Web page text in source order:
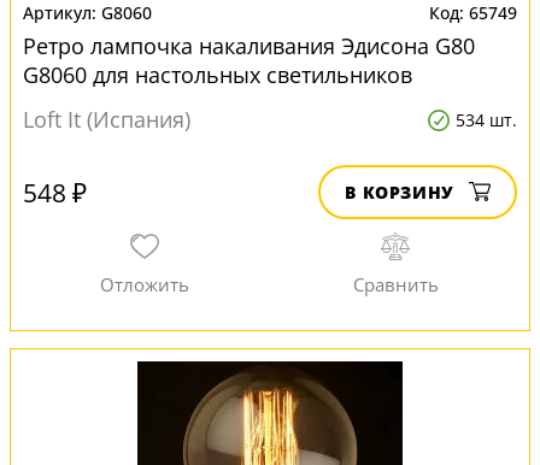
G8060 65749
Ретро лампочка накаливания Эдисона G80
G8060 для настольных светильников
Loft It (Испания)
534 шт.
548 ₽ В КОРЗИНУ